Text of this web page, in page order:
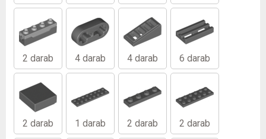
2 darab 4 darab 4 darab 6 darab
2 darab 1 darab 2 darab 2 darab